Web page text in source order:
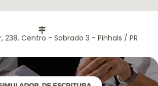
238. Centro - Sobrado 3 - Pinhais / PR